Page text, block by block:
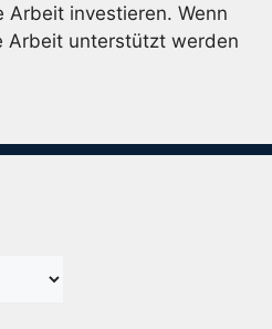
Arbeit investieren. Wenn
Arbeit unterstützt werden